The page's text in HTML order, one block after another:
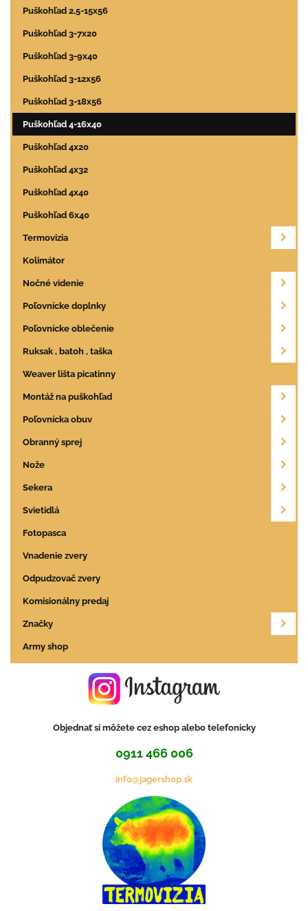
Puškohľad 2,5-15x56
Puškohľad 3-7x20
Puškohľad 3-9x40
Puškohľad 3-12x56
Puškohľad 3-18x56
Puškohľad 4-16x40
Puškohľad 4x20
Puškohľad 4x32
Puškohľad 4x40
Puškohľad 6x40
Termovizia
Kolimátor
Nočné videnie
Poľovnícke doplnky
Poľovnícke oblečenie
Ruksak , batoh , taška
Weaver lišta picatinny
Montáž na puškohľad
Poľovnícka obuv
Obranný sprej
Nože
Sekera
Svietidlá
Fotopasca
Vnadenie zvery
Odpudzovač zvery
Komisionálny predaj
Značky
Army shop
Objednať si môžete cez eshop alebo telefonicky
0911 466 006
info@jagershop.sk